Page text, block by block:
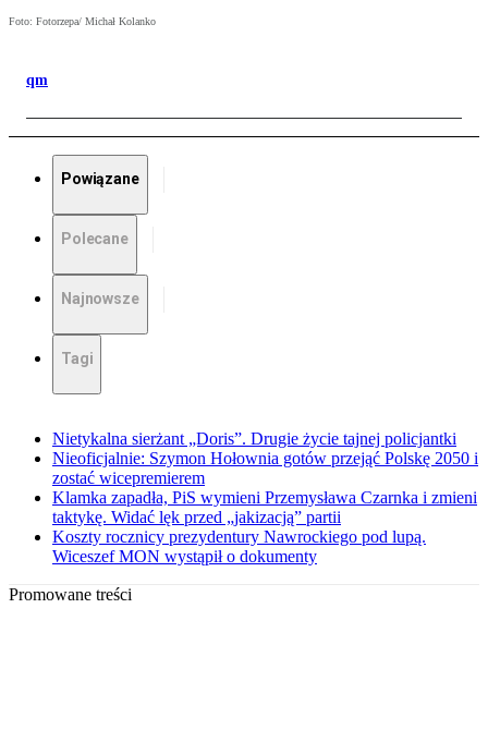
Foto: Fotorzepa/ Michał Kolanko
qm
Powiązane
Polecane
Najnowsze
Tagi
Nietykalna sierżant „Doris”. Drugie życie tajnej policjantki
Nieoficjalnie: Szymon Hołownia gotów przejąć Polskę 2050 i
zostać wicepremierem
Klamka zapadła, PiS wymieni Przemysława Czarnka i zmieni
taktykę. Widać lęk przed „jakizacją” partii
Koszty rocznicy prezydentury Nawrockiego pod lupą.
Wiceszef MON wystąpił o dokumenty
Promowane treści